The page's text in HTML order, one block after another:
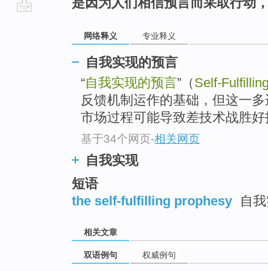
网络释义 专业释义
自我实现的预言
“自我实现的预言”（Self-
反馈机制运作的基础，但这一
市场过程可能导致差技术战胜
基于34个网页-相关网页
自我实现
短语
the self-fulfilling prophesy
自
相关文章
双语例句 权威例句